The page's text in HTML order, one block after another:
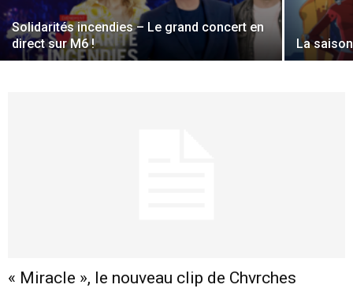
Solidarités incendies – Le grand concert en
direct sur M6 !
La
« Miracle », le nouveau clip de Chvrches